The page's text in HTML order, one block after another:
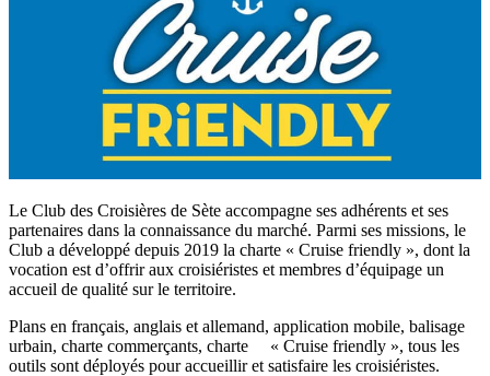
Le Club des Croisières de Sète accompagne ses adhérents et ses
partenaires dans la connaissance du marché. Parmi ses missions, le
Club a développé depuis 2019 la charte « Cruise friendly », dont la
vocation est d’offrir aux croisiéristes et membres d’équipage un
accueil de qualité sur le territoire.
Plans en français, anglais et allemand, application mobile, balisage
urbain, charte commerçants, charte « Cruise friendly », tous les
outils sont déployés pour accueillir et satisfaire les croisiéristes.